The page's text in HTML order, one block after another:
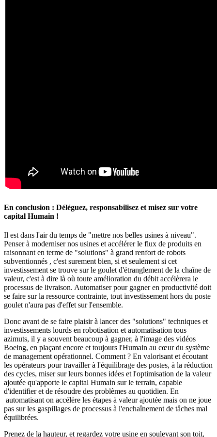
En conclusion : Déléguez, responsabilisez et misez sur votre
capital Humain !
Il est dans l'air du temps de "mettre nos belles usines à niveau".
Penser à moderniser nos usines et accélérer le flux de produits en
raisonnant en terme de "solutions" à grand renfort de robots
subventionnés , c'est surement bien, si et seulement si cet
investissement se trouve sur le goulet d'étranglement de la chaîne de
valeur, c'est à dire là où toute amélioration du débit accélèrera le
processus de livraison. Automatiser pour gagner en productivité doit
se faire sur la ressource contrainte, tout investissement hors du poste
goulet n'aura pas d'effet sur l'ensemble.
Donc avant de se faire plaisir à lancer des "solutions" techniques et
investissements lourds en robotisation et automatisation tous
azimuts, il y a souvent beaucoup à gagner, à l'image des vidéos
Boeing, en plaçant encore et toujours l'Humain au cœur du système
de management opérationnel. Comment ? En valorisant et écoutant
les opérateurs pour travailler à l'équilibrage des postes, à la réduction
des cycles, miser sur leurs bonnes idées et l'optimisation de la valeur
ajoutée qu'apporte le capital Humain sur le terrain, capable
d'identifier et de résoudre des problèmes au quotidien. En
automatisant on accélère les étapes à valeur ajoutée mais on ne joue
pas sur les gaspillages de processus à l'enchaînement de tâches mal
équilibrées.
Prenez de la hauteur, et regardez votre usine en soulevant son toit,